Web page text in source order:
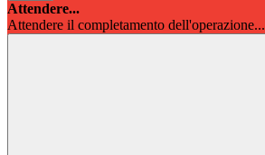
Attendere...
Attendere il completamento dell'operazione...